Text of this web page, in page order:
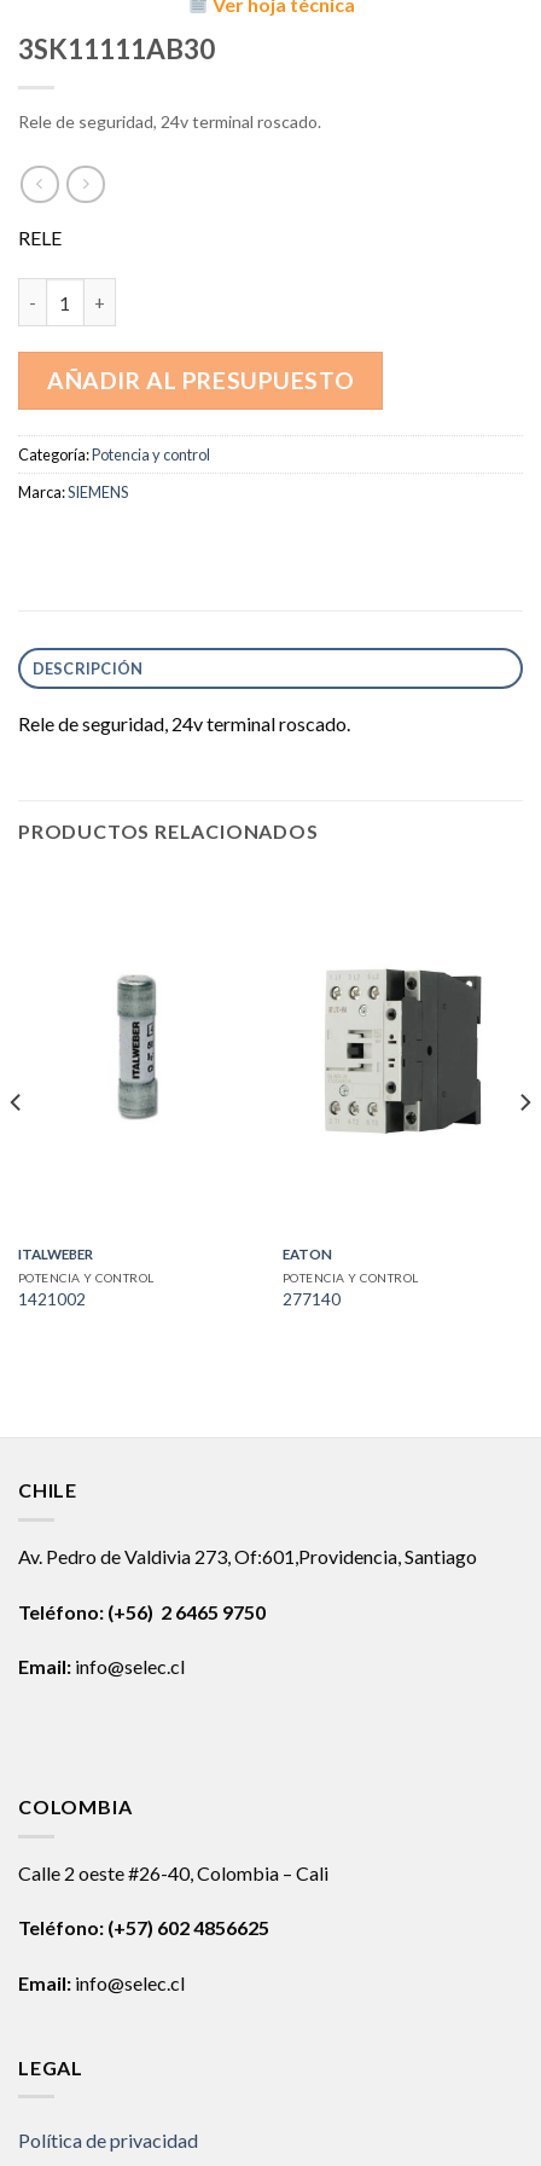
3SK11111AB30
Rele de seguridad, 24v terminal roscado.
RELE
AÑADIR AL PRESUPUESTO
Categoría:Potencia y control
Marca:SIEMENS
DESCRIPCIÓN
Rele de seguridad, 24v terminal roscado.
PRODUCTOS RELACIONADOS
ITALWEBER
POTENCIA Y CONTROL
1421002
EATON
POTENCIA Y CONTROL
277140
CHILE
Av. Pedro de Valdivia 273, Of:601,Providencia, Santiago
Teléfono: (+56) 2 6465 9750
Email: info@selec.cl
COLOMBIA
Calle 2 oeste #26-40, Colombia – Cali
Teléfono: (+57) 602 4856625
Email: info@selec.cl
LEGAL
Política de privacidad